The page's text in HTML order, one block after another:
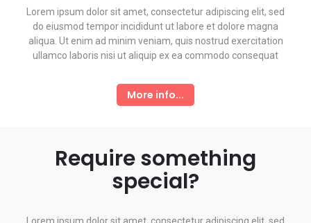
Lorem ipsum dolor sit amet, consectetur adipiscing elit, sed
do eiusmod tempor incididunt ut labore et dolore magna
aliqua. Ut enim ad minim veniam, quis nostrud exercitation
ullamco laboris nisi ut aliquip ex ea commodo consequat
More info...
Require something
special?
Lorem ipsum dolor sit amet, consectetur adipiscing elit, sed